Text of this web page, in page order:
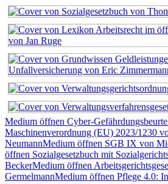
Medium öffnen Cyber-
Maschinenverordnung (EU) 2023/1230
NeumannMedium öffnen SGB IX von
öffnen Sozialgesetzbuch mit
BeckerMedium öffnen
GermelmannMedium öffnen Pflege 4.0: